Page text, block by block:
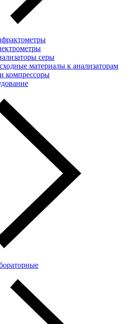
серы
материалы к анализаторам
компрессоры